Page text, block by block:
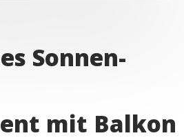
Sonnen-
mit Balkon